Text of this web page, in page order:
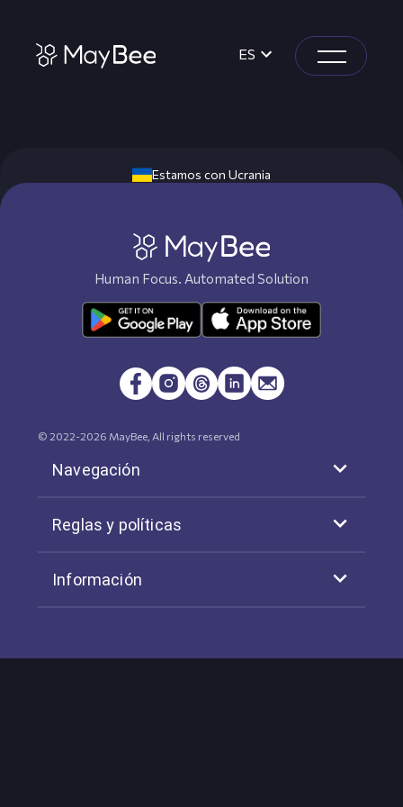
ES
Estamos con Ucrania
Human Focus. Automated Solution
© 2022-2026 MayBee, All rights reserved
Navegación
Reglas y políticas
Información